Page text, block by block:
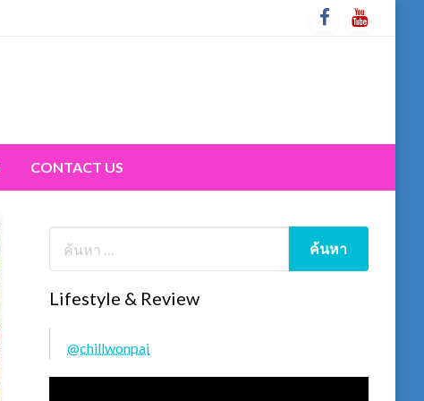
CONTACT US
Lifestyle & Review
@chillwonpai